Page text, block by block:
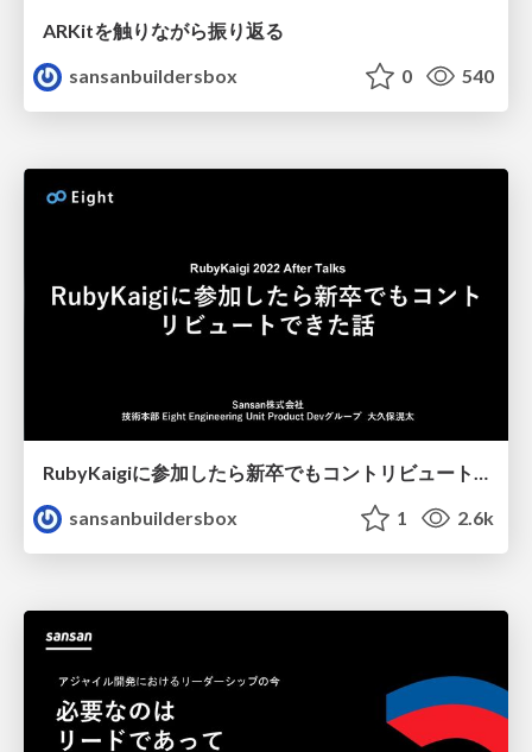
ARKitを触りながら振り返る
sansanbuildersbox
0 540
RubyKaigiに参加したら新卒でもコントリビュートできた話
sansanbuildersbox
1 2.6k